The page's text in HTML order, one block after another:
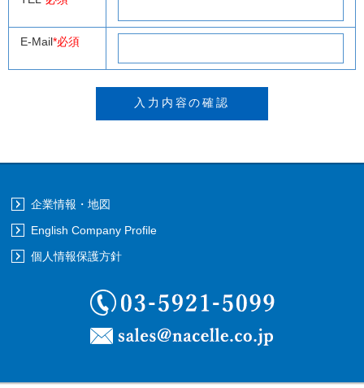
E-Mail*必須
企業情報・地図
English Company Profile
個人情報保護方針